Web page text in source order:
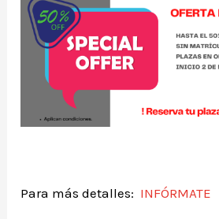
Para más detalles: INFÓRMATE